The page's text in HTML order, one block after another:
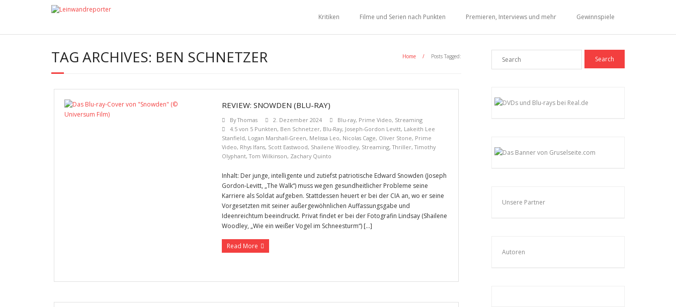
Kritiken Filme und Serien nach Punkten Premieren, Interviews und mehr Gewinnspiele
TAG ARCHIVES: BEN SCHNETZER Home / Posts Tagged:
REVIEW: SNOWDEN (BLU-RAY)
ByThomas 2. Dezember 2024 Blu-ray, Prime Video, Streaming
4.5 von 5 Punkten, Ben Schnetzer, Blu-Ray, Joseph-Gordon Levitt, Lakeith Lee
Stanfield, Logan Marshall-Green, Melissa Leo, Nicolas Cage, Oliver Stone, Prime
Video, Rhys Ifans, Scott Eastwood, Shailene Woodley, Streaming,Thriller,Timothy
Olyphant,Tom Wilkinson, Zachary Quinto
Inhalt: Der junge, intelligente und zutiefst patriotische Edward Snowden (Joseph
Gordon-Levitt, „The Walk“) muss wegen gesundheitlicher Probleme seine
Karriere als Soldat aufgeben. Stattdessen heuert er bei der CIA an, wo er seine
Vorgesetzten mit seiner außergewöhnlichen Auffassungsgabe und
Ideenreichtum beeindruckt. Privat findet er bei der Fotografin Lindsay (Shailene
Woodley, „Wie ein weißer Vogel im Schneesturm“) […]
Read More
Unsere Partner
Autoren